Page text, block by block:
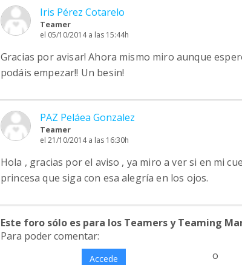
Iris Pérez Cotarelo
Teamer
el 05/10/2014 a las 15:44h
Gracias por avisar! Ahora mismo miro aunque
podáis empezar!! Un besin!
PAZ Peláea Gonzalez
Teamer
el 21/10/2014 a las 16:30h
Hola , gracias por el aviso , ya miro a ver si en mi
princesa que siga con esa alegría en los ojos.
Este foro sólo es para los Teamers y Teaming
Para poder comentar:
Accede o